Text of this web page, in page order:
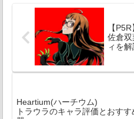
【P5R
佐倉双
ィを解
Heartium(ハーチウム)
トラウラのキャラ評価とおすす